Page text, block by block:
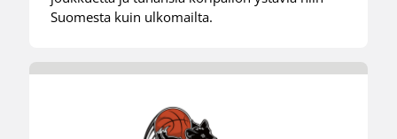
Suomesta kuin ulkomailta.